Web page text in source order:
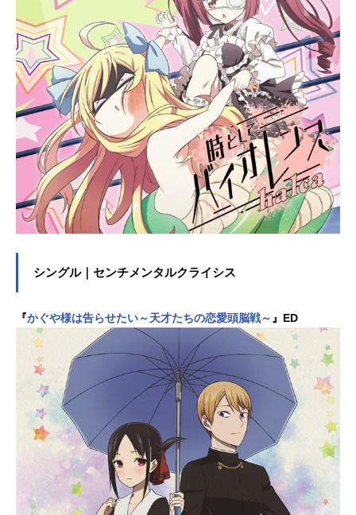
シングル｜センチメンタルクライシス
『かぐや様は告らせたい～天才たちの恋愛頭脳戦～ 』ED